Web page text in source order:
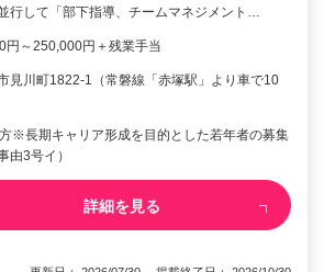
行して「部下指導、チームマネジメント…
円～250,000円＋残業手当
見川町1822-1（常磐線「赤塚駅」より車で10
※長期キャリア形成を目的とした若年者の募集
由3号イ）
詳細を見る